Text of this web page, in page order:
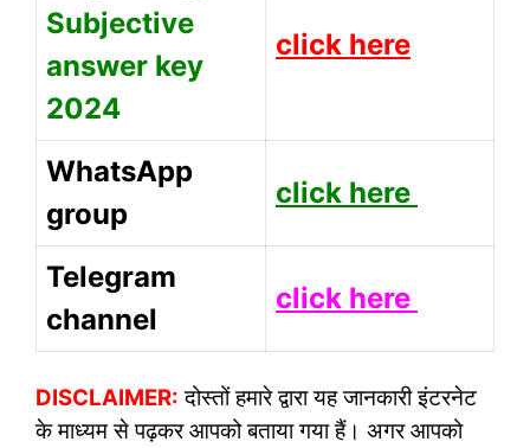
Subjective
answer key
2024
click here
WhatsApp
group
click here
Telegram
channel
click here
DISCLAIMER: दोस्तों हमारे द्वारा यह जानकारी इंटरनेट
के माध्यम से पढ़कर आपको बताया गया हैं। अगर आपको